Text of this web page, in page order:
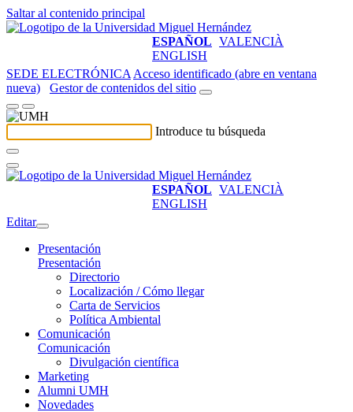
Saltar al contenido principal
ESPAÑOL VALENCIÀ
ENGLISH
SEDE ELECTRÓNICA Acceso identificado (abre en ventana
nueva)
Gestor de contenidos del sitio
Introduce tu búsqueda
ESPAÑOL VALENCIÀ
ENGLISH
Editar
Presentación
Presentación
Directorio
Localización / Cómo llegar
Carta de Servicios
Política Ambiental
Comunicación
Comunicación
Divulgación científica
Marketing
Alumni UMH
Novedades